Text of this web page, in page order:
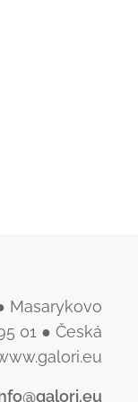
Masarykovo
01 ● Česká